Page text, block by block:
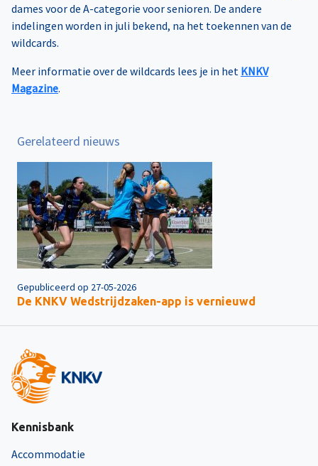
dames voor de A-categorie voor senioren. De andere
indelingen worden in juli bekend, na het toekennen van de
wildcards.
Meer informatie over de wildcards lees je in het KNKV
Magazine.
Gerelateerd nieuws
Gepubliceerd op 27-05-2026
De KNKV Wedstrijdzaken-app is vernieuwd
Kennisbank
Accommodatie